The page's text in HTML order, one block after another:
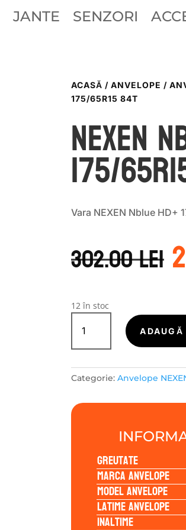
JANTE SENZORI
ACASĂ / ANVELOPE /
175/65R15 84T
Nexen
175/
Vara NEXEN Nblue HD+
302.00leia
12 în stoc
Cantitate
Nexen
NBLUE
PLUS
175/65R15
84T
ADAUGĂ
Categorie: Anvelope
Greutate
Marca anvelope
Model anvelope
Latime anvelope
Inaltime